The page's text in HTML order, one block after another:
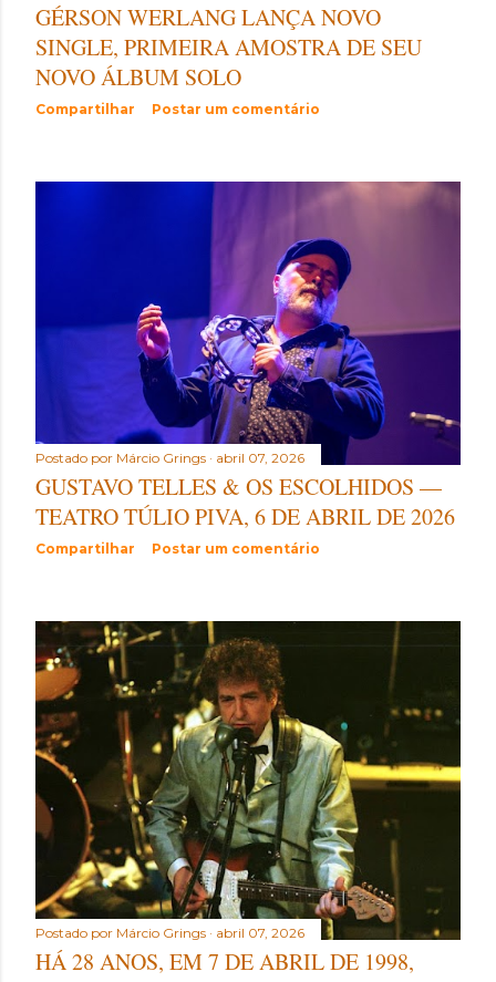
GÉRSON WERLANG LANÇA NOVO
SINGLE, PRIMEIRA AMOSTRA DE SEU
NOVO ÁLBUM SOLO
Compartilhar Postar um comentário
Postado por Márcio Grings abril 07, 2026
GUSTAVO TELLES & OS ESCOLHIDOS —
TEATRO TÚLIO PIVA, 6 DE ABRIL DE 2026
Compartilhar Postar um comentário
Postado por Márcio Grings abril 07, 2026
HÁ 28 ANOS, EM 7 DE ABRIL DE 1998,